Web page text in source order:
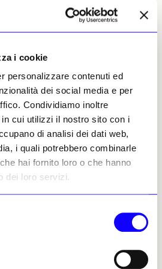
i cookie
personalizzare contenuti ed
dei social media e per
Condividiamo inoltre
cui utilizzi il nostro sito con i
di analisi dei dati web,
i quali potrebbero combinarle
hai fornito loro o che hanno
dei loro servizi.
a lui dedicato a una
Jonesdi Henry Fielding,
(matita)
volta di Reynolds e
è stato un fenomeno
cavaliere per
ed eletto primo
Academy, mentre
per lo più in campagna
sulla costa est
: discorsi fatti ai suoi
Academy dal 1769 al 1790,
più vasto. Al